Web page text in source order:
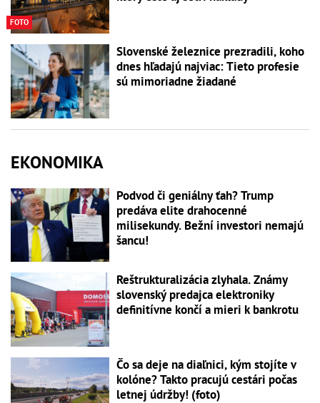
FOTO
Slovenské železnice prezradili, koho
dnes hľadajú najviac: Tieto profesie
sú mimoriadne žiadané
EKONOMIKA
Podvod či geniálny ťah? Trump
predáva elite drahocenné
milisekundy. Bežní investori nemajú
šancu!
Reštrukturalizácia zlyhala. Známy
slovenský predajca elektroniky
definitívne končí a mieri k bankrotu
Čo sa deje na diaľnici, kým stojíte v
kolóne? Takto pracujú cestári počas
letnej údržby! (foto)